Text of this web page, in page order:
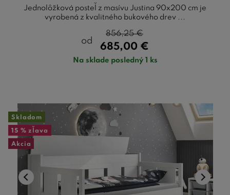
Jednolôžková posteľ z masívu Justina 90x200 cm je
vyrobená z kvalitného bukového drev ...
od
685,00 €
856,25€
Na sklade posledný 1 ks
Skladom
15 % zľava
Akcia